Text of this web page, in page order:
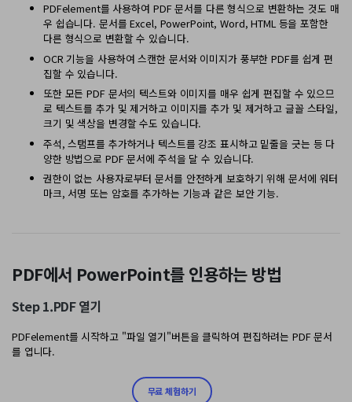
PDFelement를 사용하여 PDF 문서를 다른 형식으로 변환하는 것도 매
우 쉽습니다. 문서를 Excel, PowerPoint, Word, HTML 등을 포함한
다른 형식으로 변환할 수 있습니다.
OCR 기능을 사용하여 스캔한 문서와 이미지가 풍부한 PDF를 쉽게 편
집할 수 있습니다.
또한 모든 PDF 문서의 텍스트와 이미지를 매우 쉽게 편집할 수 있으므
로 텍스트를 추가 및 제거하고 이미지를 추가 및 제거하고 글꼴 스타일,
크기 및 색상을 변경할 수도 있습니다.
주석, 스탬프를 추가하거나 텍스트를 강조 표시하고 밑줄을 긋는 등 다
양한 방법으로 PDF 문서에 주석을 달 수 있습니다.
권한이 없는 사용자로부터 문서를 안전하게 보호하기 위해 문서에 워터
마크, 서명 또는 암호를 추가하는 기능과 같은 보안 기능.
PDF에서 PowerPoint를 인용하는 방법
Step 1.PDF 열기
PDFelement를 시작하고 "파일 열기"버튼을 클릭하여 편집하려는 PDF 문서
를 엽니다.
무료 체험하기